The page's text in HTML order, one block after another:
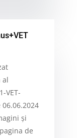
al
VET-
și
de